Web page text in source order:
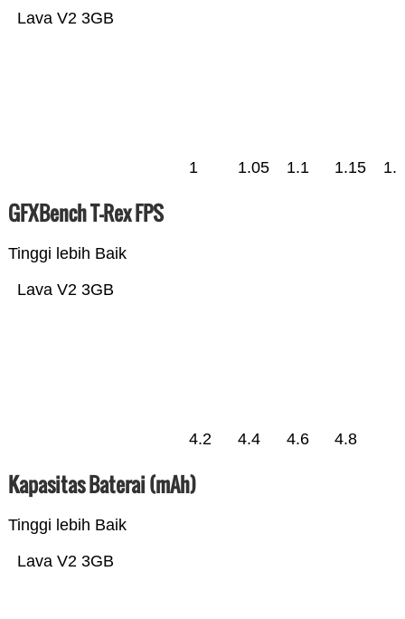
Lava V2 3GB
1 1.05 1.1 1.15 1.2
GFXBench T-Rex FPS
Tinggi lebih Baik
Lava V2 3GB
4.2 4.4 4.6 4.8
Kapasitas Baterai (mAh)
Tinggi lebih Baik
Lava V2 3GB